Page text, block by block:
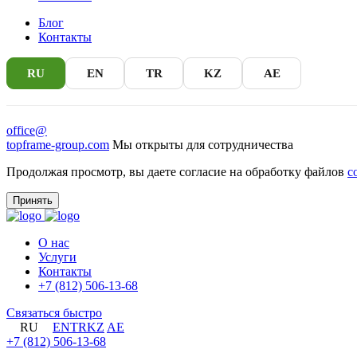
Блог
Контакты
RU EN TR KZ AE
office@
topframe-group.com Мы открыты для сотрудничества
Продолжая просмотр, вы даете согласие на обработку файлов
Принять
О нас
Услуги
Контакты
+7 (812) 506-13-68
Связаться быстро
RU
ENTRKZ AE
+7 (812) 506-13-68